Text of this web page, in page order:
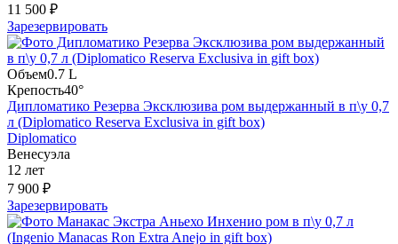
11 500 ₽
Зарезервировать
Объем0.7 L
Крепость40°
Дипломатико Резерва Эксклюзива ром выдержанный в п\у 0,7
л (Diplomatico Reserva Exclusiva in gift box)
Diplomatico
Венесуэла
12 лет
7 900 ₽
Зарезервировать